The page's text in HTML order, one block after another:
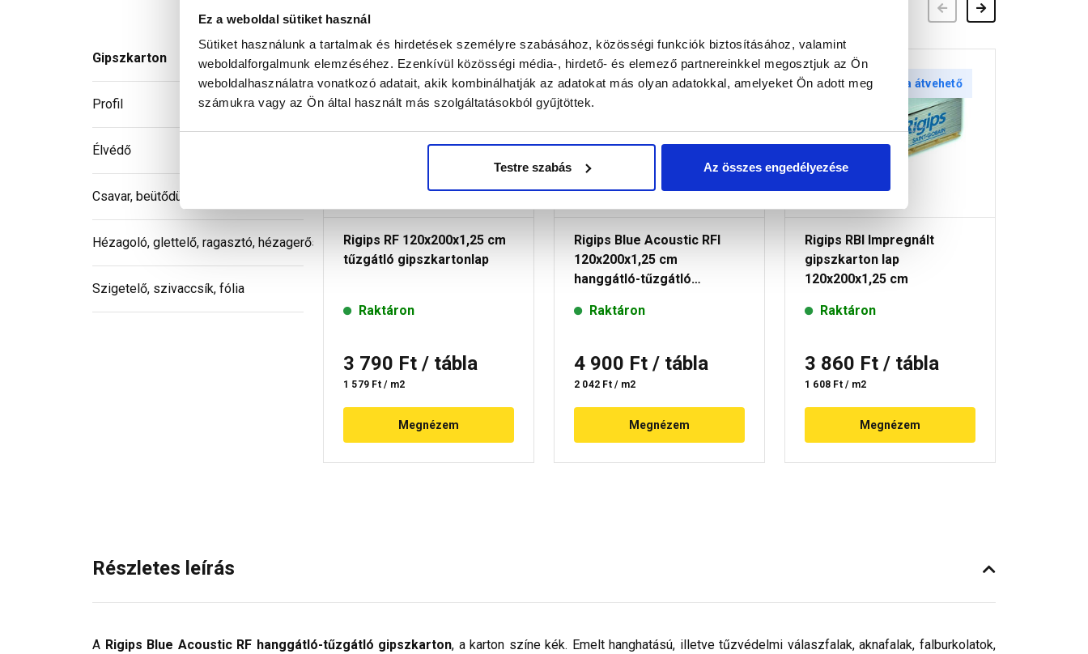
Ez a weboldal sütiket használ
Sütiket használunk a tartalmak és hirdetések személyre szabásához, közösségi funkciók biztosításához, valamint
weboldalforgalmunk elemzéséhez. Ezenkívül közösségi média-, hirdető- és elemező partnereinkkel megosztjuk az Ön
weboldalhasználatra vonatkozó adatait, akik kombinálhatják az adatokat más olyan adatokkal, amelyeket Ön adott meg
számukra vagy az Ön által használt más szolgáltatásokból gyűjtöttek.
Testre szabás Az összes engedélyezése
Gipszkarton
Profil
Élvédő
Csavar, beütődübel, rögzítőelem
Hézagoló, glettelő, ragasztó, hézagerősítő
Szigetelő, szivaccsík, fólia
Előző Következő
30 perc múlva átvehető
Rigips RF 120x200x1,25 cm
tűzgátló gipszkartonlap
Raktáron
3 790 Ft / tábla
1 579 Ft / m2
Megnézem
30 perc múlva átvehető
Rigips Blue Acoustic RFI
120x200x1,25 cm
hanggátló-tűzgátló
Raktáron
4 900 Ft / tábla
2 042 Ft / m2
Megnézem
30 perc múlva átvehető
Rigips RBI Impregnált
gipszkarton lap
120x200x1,25 cm
Raktáron
3 860 Ft / tábla
1 608 Ft / m2
Megnézem
Részletes leírás
A Rigips Blue Acoustic RF hanggátló-tűzgátló gipszkarton, a karton színe kék. Emelt hanghatású, illetve tűzvédelmi válaszfalak, aknafalak, falburkolatok,